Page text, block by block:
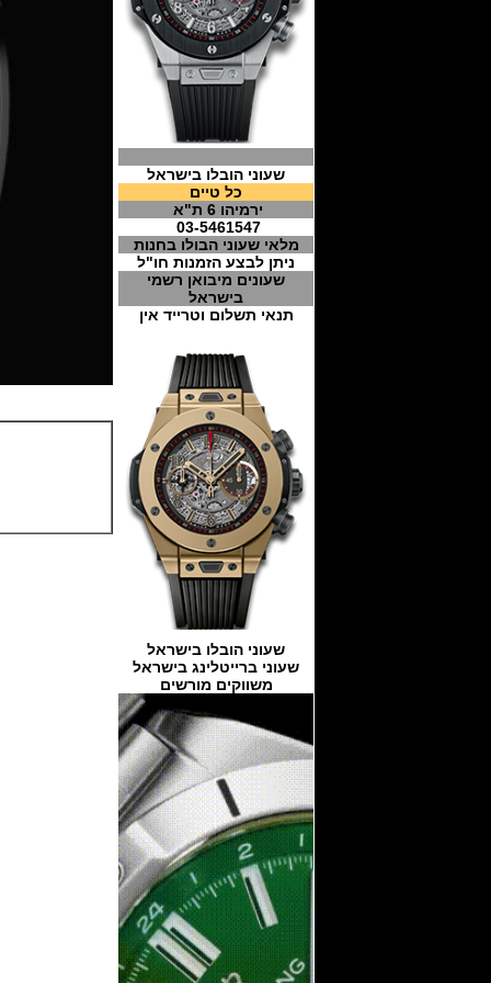
שעוני הובלו בישראל
כל טיים
ירמיהו 6 ת"א
03-5461547
מלאי שעוני הבולו בחנות
ניתן לבצע הזמנות חו"ל
שעונים מיבואן רשמי
בישראל
תנאי תשלום וטרייד אין
שעוני הובלו בישראל
שעוני ברייטלינג בישראל
משווקים מורשים